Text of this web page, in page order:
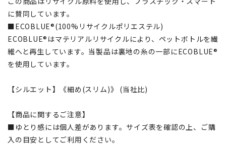
に賛同しています。
■ECOBLUE®(100%リサイクルポリエステル)
ECOBLUE®はマテリアルリサイクルにより、ペットボトルを繊
維へと再生しています。当製品は裏地の糸の一部にECOBLUE®
を使用しています。
【シルエット】《細め(スリム)》 (当社比)
【商品に関するご注意】
■ゆとり感には個人差があります。サイズ表を確認の上、ご購
入の目安としてご利用ください。